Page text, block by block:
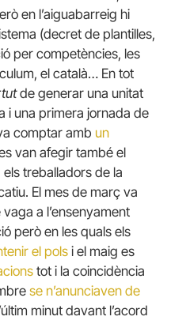
en l’aiguabarreig hi
(decret de plantilles,
per competències, les
el català… En tot
de generar una unitat
i una primera jornada de
comptar amb un
van afegir també el
treballadors de la
El mes de març va
a l’ensenyament
però en les quals els
el pols i el maig es
tot i la coincidència
se n’anunciaven de
minut davant l’acord